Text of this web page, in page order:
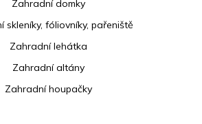
Zahradní domky
skleníky, fóliovníky, pařeniště
Zahradní lehátka
Zahradní altány
Zahradní houpačky